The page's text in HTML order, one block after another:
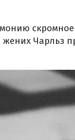
жених Чарльз